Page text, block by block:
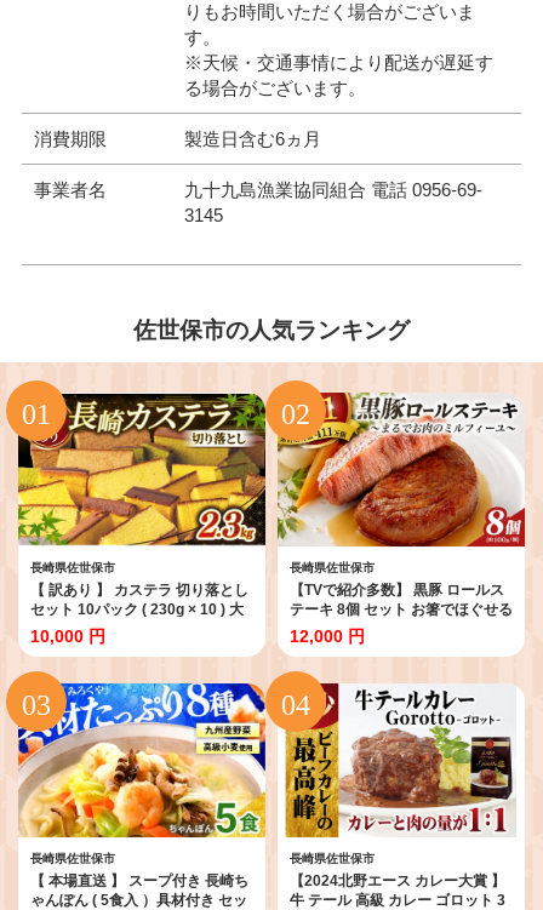
りもお時間いただく場合がございま
す。
※天候・交通事情により配送が遅延す
る場合がございます。
消費期限 製造日含む6ヵ月
事業者名
九十九島漁業協同組合 電話 0956-69-
3145
佐世保市の人気ランキング
長崎県佐世保市
【 訳あり 】 カステラ 切り落とし
セット 10パック ( 230g × 10 ) 大
容量 小分け 人気 No1 カステラ 長
崎 スイーツ 国産 卵 使用 【和泉
屋】 スイーツ デザート はちみつ
抹茶 黒糖 蜂蜜 ケーキ お中元 御中
元 ご褒美 菓子 和菓子 長崎県 佐世
保市
10,000 円
長崎県佐世保市
【TVで紹介多数】 黒豚 ロールス
テーキ 8個 セット お箸でほぐせる
やわらかさ 職人 厳選 無添加 小分
け オリジナル ポーク ステーキ 子
供も安心 豚 豚肉 セット ジューシ
ー ギフト 贈り物 豊味館 長崎県 佐
世保市
12,000 円
長崎県佐世保市
【 本場直送 】 スープ付き 長崎ち
ゃんぽん ( 5食入 ）具材付き セッ
長崎県佐世保市
【2024北野エース カレー大賞 】
牛 テール 高級 カレー ゴロット 3